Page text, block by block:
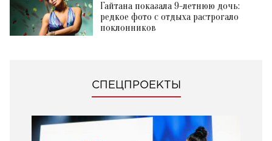
Гайтана показала 9-летнюю дочь:
редкое фото с отдыха растрогало
поклонников
СПЕЦПРОЕКТЫ